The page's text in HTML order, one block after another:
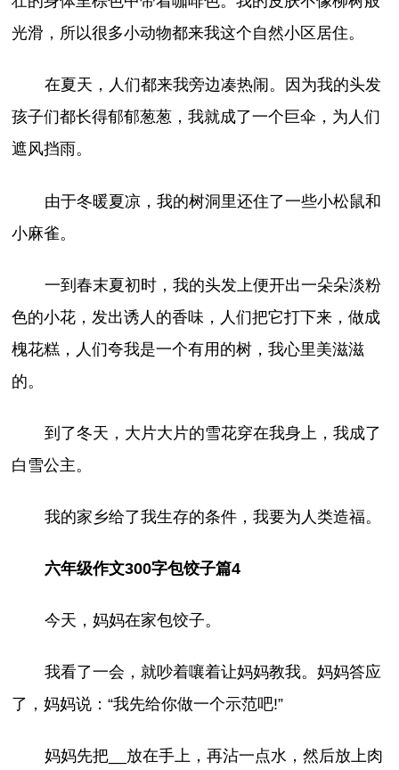
光滑，所以很多小动物都来我这个自然小区居住。
在夏天，人们都来我旁边凑热闹。因为我的头发
孩子们都长得郁郁葱葱，我就成了一个巨伞，为人们
遮风挡雨。
由于冬暖夏凉，我的树洞里还住了一些小松鼠和
小麻雀。
一到春末夏初时，我的头发上便开出一朵朵淡粉
色的小花，发出诱人的香味，人们把它打下来，做成
槐花糕，人们夸我是一个有用的树，我心里美滋滋
的。
到了冬天，大片大片的雪花穿在我身上，我成了
白雪公主。
我的家乡给了我生存的条件，我要为人类造福。
六年级作文300字包饺子篇4
今天，妈妈在家包饺子。
我看了一会，就吵着嚷着让妈妈教我。妈妈答应
了，妈妈说：“我先给你做一个示范吧!”
妈妈先把__放在手上，再沾一点水，然后放上肉